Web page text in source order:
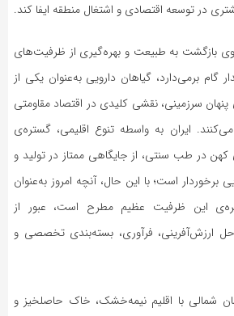
در توسعه اقتصادی و اشتغال منطقه ایفا کند.
بازگشت به طبیعت و بهره‌گیری از ظرفیت‌های
گام برمی‌دارد، گیاهان دارویی به‌عنوان یکی از
سرزمینی، نقشی کلیدی در اقتصاد مقاومتی
ایران به واسطه تنوع اقلیمی، گستره‌ی
کهن در طب سنتی، از جایگاهی ممتاز در تولید و
برخوردار است؛ با این حال، آنچه امروز به‌عنوان
این ظرفیت عظیم مطرح است، عبور از
ارزش‌آفرینی، فرآوری، بسته‌بندی تخصصی و
شمالی با اقلیم نیمه‌خشک، خاک حاصلخیز و